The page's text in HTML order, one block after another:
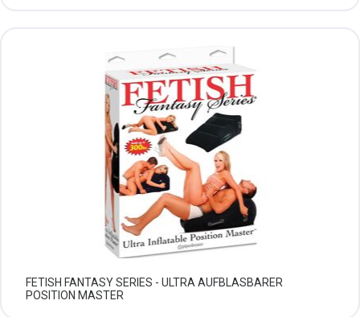
FETISH FANTASY SERIES - ULTRA AUFBLASBARER
POSITION MASTER